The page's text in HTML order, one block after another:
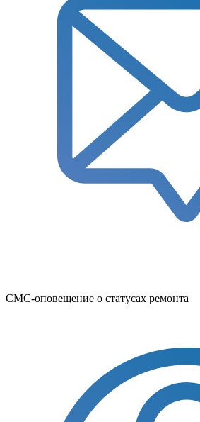
СМС-оповещение о статусах ремонта